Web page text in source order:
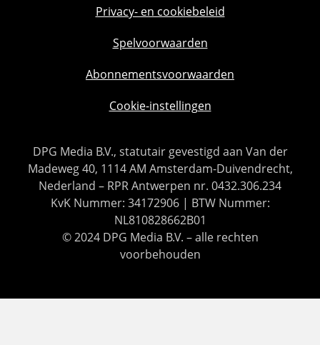
Privacy- en cookiebeleid
Spelvoorwaarden
Abonnementsvoorwaarden
Cookie-instellingen
DPG Media B.V., statutair gevestigd aan Van der
Madeweg 40, 1114 AM Amsterdam-Duivendrecht,
Nederland – RPR Antwerpen nr. 0432.306.234
KvK Nummer: 34172906 | BTW Nummer:
NL810828662B01
© 2024 DPG Media B.V. – alle rechten
voorbehouden